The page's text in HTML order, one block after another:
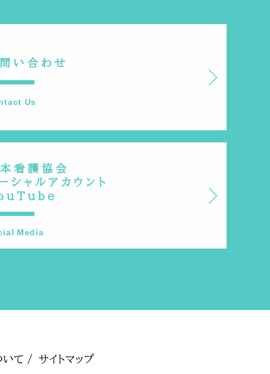
い合わせ
Us
看護協会
シャルアカウント
Media
いて / サイトマップ